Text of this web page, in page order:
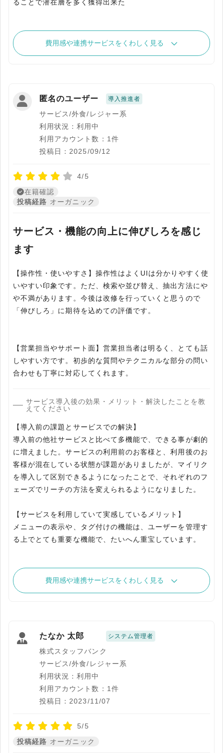
費用感や連携サービスをくわしく見る
匿名のユーザー 導入推進者
サービス/外食/レジャー系
利用状況：利用中
利用アカウント数：1件
投稿日：2025/09/12
4/5
在籍確認
投稿経路 オーガニック
サービス・機能の向上に伸びしろを感じ
ます
【操作性・使いやすさ】操作性はよくUIは分かりやすく使
いやすい印象です。ただ、検索や並び替え、抽出方法にや
や不満があります。今後は改修を行っていくと思うので
「伸びしろ」に期待を込めての評価です。
【営業担当やサポート面】営業担当者は明るく、とても話
しやすい方です。初歩的な質問やテクニカルな部分の問い
合わせも丁寧に対応してくれます。
サービス導入後の効果・メリット・解決したことを教
えてください
【導入前の課題とサービスでの解決】
導入前の他社サービスと比べて多機能で、できる事が劇的
に増えました。サービスの利用前のお客様と、利用後のお
客様が混在している状態が課題がありましたが、マイリク
を導入して区別できるようになったことで、それぞれのフ
ェーズでリーチの方法を変えられるようになりました。
【サービスを利用していて実感しているメリット】
メニューの表示や、タグ付けの機能は、ユーザーを管理す
る上でとても重要な機能で、たいへん重宝しています。
費用感や連携サービスをくわしく見る
たなか 太郎 システム管理者
株式スタッフバンク
サービス/外食/レジャー系
利用状況：利用中
利用アカウント数：1件
投稿日：2023/11/07
5/5
投稿経路 オーガニック